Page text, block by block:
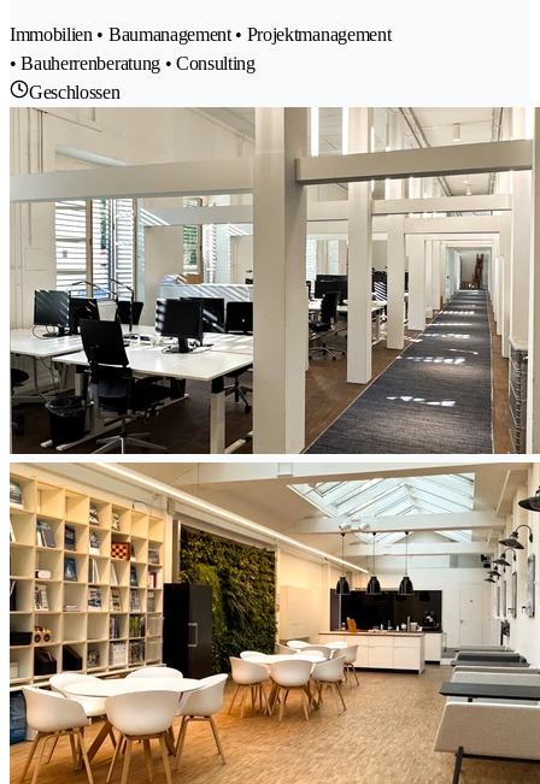
Immobilien • Baumanagement • Projektmanagement
• Bauherrenberatung • Consulting
Geschlossen